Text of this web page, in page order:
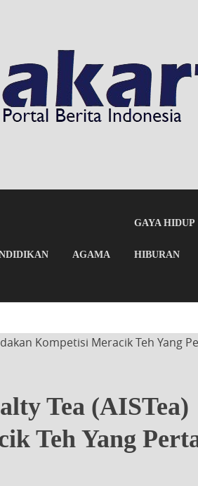
AGAMA
GAYA HIDUP
HIBURAN
Kompetisi Meracik Teh Yang
Tea (AISTea)
Teh Yang